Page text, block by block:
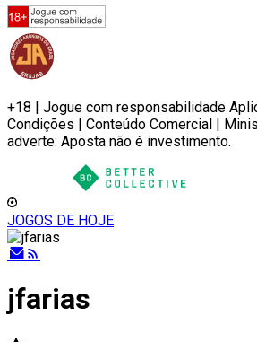
+18 | Jogue com responsabilidade
Condições | Conteúdo Comercial |
adverte: Aposta não é investimento.
JOGOS DE HOJE
jfarias